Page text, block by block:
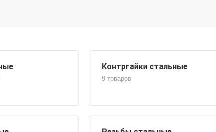
Контргайки стальные
9 товаров